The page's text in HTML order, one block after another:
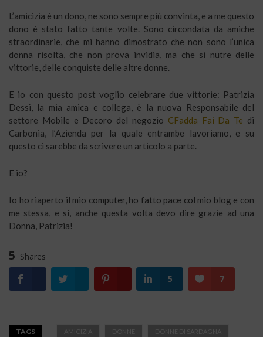
L’amicizia è un dono, ne sono sempre più convinta, e a me questo
dono è stato fatto tante volte. Sono circondata da amiche
straordinarie, che mi hanno dimostrato che non sono l’unica
donna risolta, che non prova invidia, ma che si nutre delle
vittorie, delle conquiste delle altre donne.
E io con questo post voglio celebrare due vittorie: Patrizia
Dessì, la mia amica e collega, è la nuova Responsabile del
settore Mobile e Decoro del negozio CFadda Fai Da Te di
Carbonia, l’Azienda per la quale entrambe lavoriamo, e su
questo ci sarebbe da scrivere un articolo a parte.
E io?
Io ho riaperto il mio computer, ho fatto pace col mio blog e con
me stessa, e sì, anche questa volta devo dire grazie ad una
Donna, Patrizia!
5 Shares
5
7
TAGS AMICIZIA DONNE DONNE DI SARDAGNA